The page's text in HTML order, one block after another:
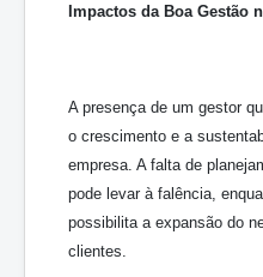
Impactos da Boa Gestão
A presença de um gestor
o crescimento e a
empresa. A falta de
pode levar à falência,
possibilita a expansão do
clientes.